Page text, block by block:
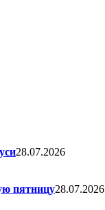
28.07.2026
пятницу28.07.2026